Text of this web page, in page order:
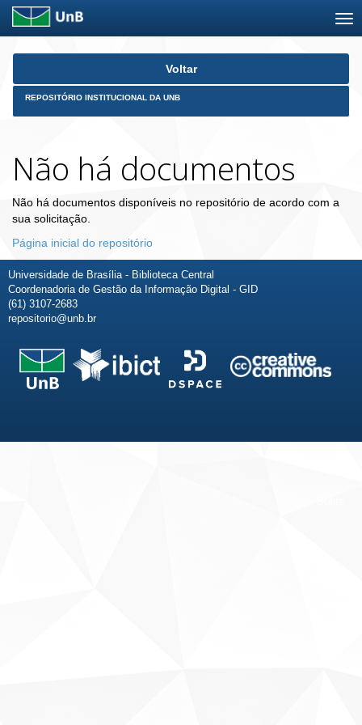
Skip
Voltar
REPOSITÓRIO INSTITUCIONAL DA UNB
Não há documentos
Não há documentos disponíveis no repositório de acordo com a
sua solicitação.
Página inicial do repositório
Universidade de Brasília - Biblioteca Central
Coordenadoria de Gestão da Informação Digital - GID
(61) 3107-2683
repositorio@unb.br